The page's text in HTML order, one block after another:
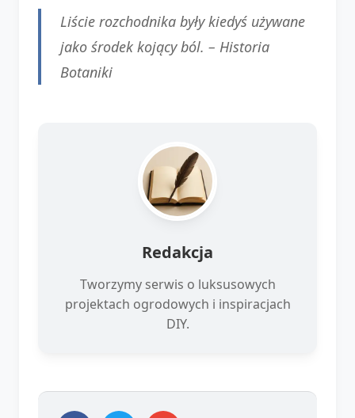
Liście rozchodnika były kiedyś używane
jako środek kojący ból. – Historia
Botaniki
Redakcja
Tworzymy serwis o luksusowych
projektach ogrodowych i inspiracjach
DIY.